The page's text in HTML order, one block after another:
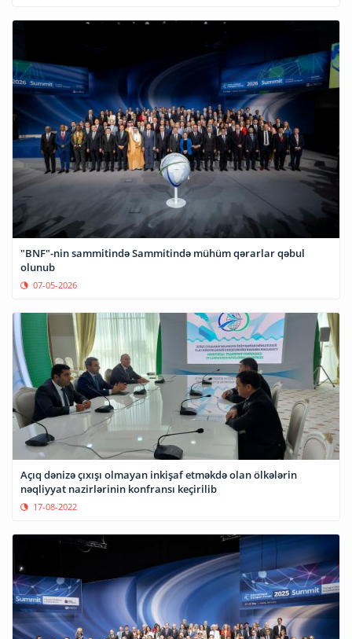
"BNF"-nin sammitində Sammitində mühüm qərarlar qəbul
olunub
07-05-2026
Açıq dənizə çıxışı olmayan inkişaf etməkdə olan ölkələrin
nəqliyyat nazirlərinin konfransı keçirilib
17-08-2022